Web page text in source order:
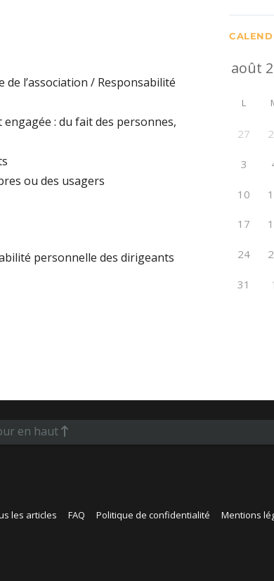
l’association / Responsabilité
: du fait des personnes,
ou des usagers
personnelle des dirigeants
L
27
3
10
17
24
31 1
en haut
les articles FAQ Politique de confidentialité Mentions